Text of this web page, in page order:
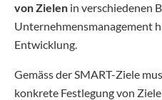
von Zielen in verschiedenen
Unternehmensmanagement
Entwicklung.
Gemäss der SMART-Ziele
konkrete Festlegung von